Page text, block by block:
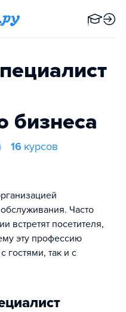
бизнеса
16 курсов
Часто
встретят посетителя,
эту профессию
гостями, так и с